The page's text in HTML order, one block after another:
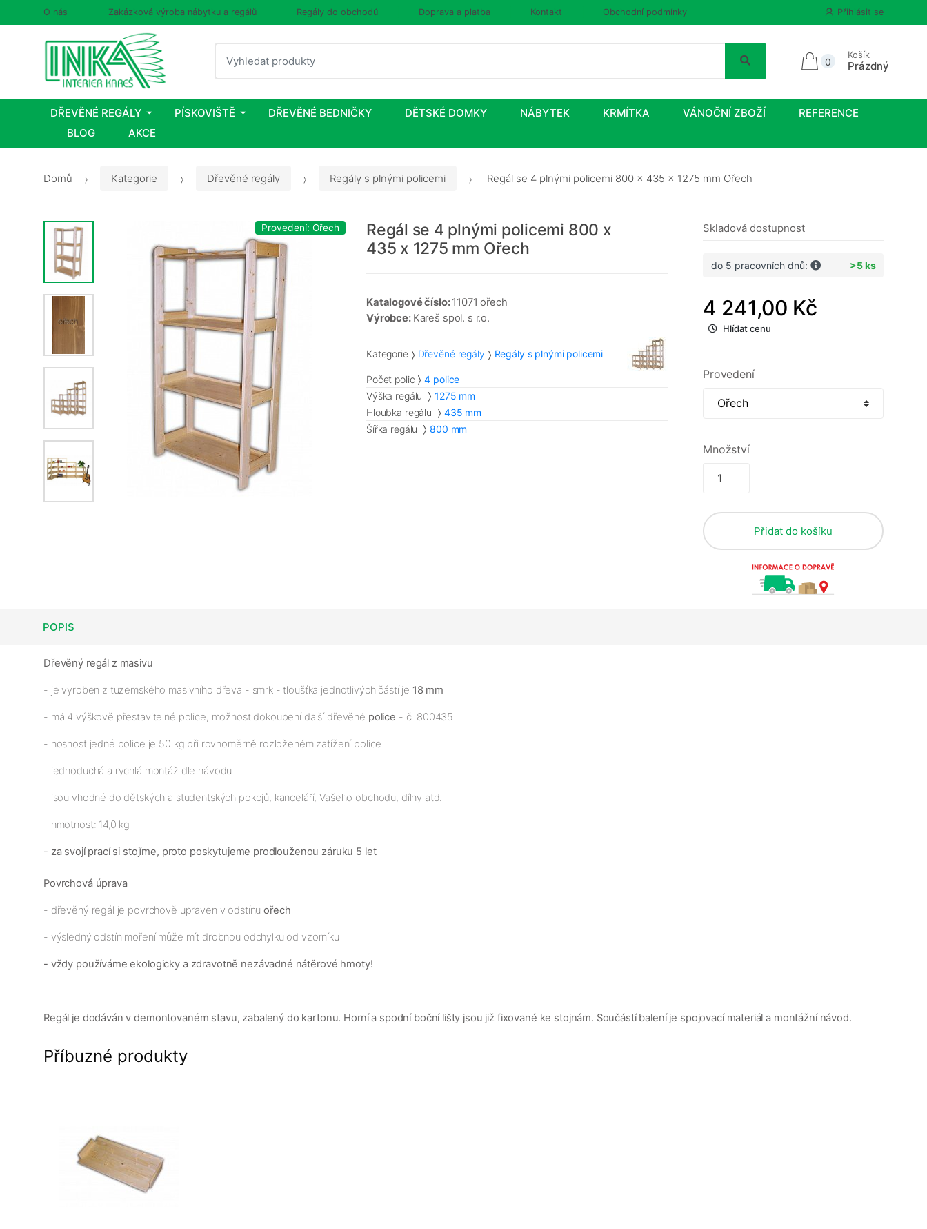
O nás Zakázková výroba nábytku a regálů Regály do obchodů Doprava a platba Kontakt Obchodní podmínky Přihlásit se
Vyhledat
0
Košík
Prázdný
DŘEVĚNÉ REGÁLY PÍSKOVIŠTĚ DŘEVĚNÉ BEDNIČKY DĚTSKÉ DOMKY NÁBYTEK KRMÍTKA VÁNOČNÍ ZBOŽÍ
REFERENCE
BLOG
AKCE
Domů Kategorie Dřevěné regály Regály s plnými policemi Regál se 4 plnými policemi 800 x 435 x 1275 mm Ořech
Provedení: Ořech
Regál se 4 plnými policemi 800 x
435 x 1275 mm Ořech
Katalogové číslo:11071 ořech
Výrobce: Kareš spol. s r.o.
Kategorie Dřevěné regály Regály s plnými policemi
Počet polic
4 police
Výška regálu
1275 mm
Hloubka regálu
435 mm
Šířka regálu
800 mm
Skladová dostupnost
do 5 pracovních dnů: >5 ks
4 241,00 Kč
Hlídat cenu
Provedení
Množství
Přidat do košíku
POPIS
Dřevěný regál z masivu
- je vyroben z tuzemského masivního dřeva - smrk - tloušťka jednotlivých částí je 18 mm
- má 4 výškově přestavitelné police, možnost dokoupení další dřevěné police - č. 800435
- nosnost jedné police je 50 kg při rovnoměrně rozloženém zatížení police
- jednoduchá a rychlá montáž dle návodu
- jsou vhodné do dětských a studentských pokojů, kanceláří, Vašeho obchodu, dílny atd.
- hmotnost: 14,0 kg
- za svojí prací si stojíme, proto poskytujeme prodlouženou záruku 5 let
Povrchová úprava
- dřevěný regál je povrchově upraven v odstínuořech
- výsledný odstín moření může mít drobnou odchylku od vzorníku
- vždy používáme ekologicky a zdravotně nezávadné nátěrové hmoty!
Regál je dodáván v demontovaném stavu, zabalený do kartonu. Horní a spodní boční lišty jsou již fixované ke stojnám. Součástí balení je spojovací materiál a montážní návod.
Příbuzné produkty